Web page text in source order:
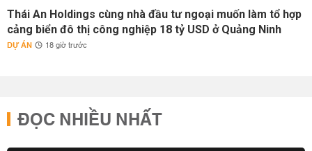
Thái An Holdings cùng nhà đầu tư ngoại muốn làm tổ hợp
cảng biển đô thị công nghiệp 18 tỷ USD ở Quảng Ninh
DỰ ÁN 18 giờ trước
ĐỌC NHIỀU NHẤT